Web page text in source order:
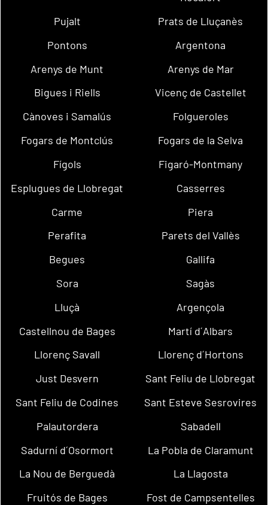
Pujalt
Prats de Lluçanès
Pontons
Argentona
Arenys de Munt
Arenys de Mar
Bigues i Riells
Vicenç de Castellet
Cànoves i Samalús
Folgueroles
Fogars de Montclús
Fogars de la Selva
Fígols
Figaró-Montmany
Esplugues de Llobregat
Casserres
Carme
Piera
Perafita
Parets del Vallès
Begues
Gallifa
Sora
Sagàs
Lluçà
Argençola
Castellnou de Bages
Martí d´Albars
Llorenç Savall
Llorenç d´Hortons
Just Desvern
Sant Feliu de Llobregat
Sant Feliu de Codines
Sant Esteve Sesrovires
Palautordera
Sabadell
Sadurní d´Osormort
La Pobla de Claramunt
La Nou de Berguedà
La Llagosta
Fruitós de Bages
Fost de Campsentelles